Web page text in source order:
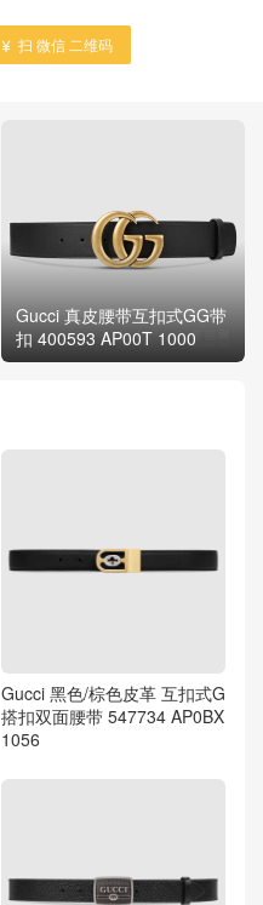
 扫 微信 二维码
Gucci 真皮腰带互扣式GG带
扣 400593 AP00T 1000
Gucci 黑色/棕色皮革 互扣式G
搭扣双面腰带 547734 AP0BX
1056